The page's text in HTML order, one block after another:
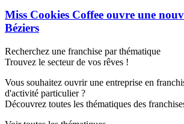
Miss Cookies Coffee ouvre une
Béziers
Recherchez une franchise par thématique
Trouvez le secteur de vos rêves !
Vous souhaitez ouvrir une entreprise en
d'activité particulier ?
Découvrez toutes les thématiques des